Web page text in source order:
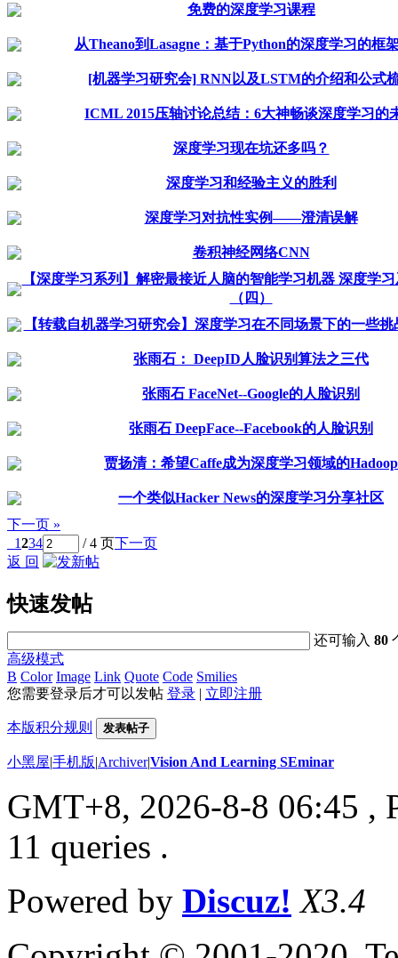
免费的深度学习课程
从Theano到Lasagne：基于Python的深度学习的框
[机器学习研究会] RNN以及LSTM的介绍和公式
ICML 2015压轴讨论总结：6大神畅谈深度学习的
深度学习现在坑还多吗？
深度学习和经验主义的胜利
深度学习对抗性实例——澄清误解
卷积神经网络CNN
【深度学习系列】解密最接近人脑的智能学习机器 深度学
（四）
【转载自机器学习研究会】深度学习在不同场景下的一些
张雨石： DeepID人脸识别算法之三代
张雨石 FaceNet--Google的人脸识别
张雨石 DeepFace--Facebook的人脸识别
贾扬清：希望Caffe成为深度学习领域的Hadoop
一个类似Hacker News的深度学习分享社区
下一页 »
1234 / 4 页下一页
返 回
快速发帖
还可输入80
高级模式
B Color Image Link Quote Code Smilies
您需要登录后才可以发帖 登录 | 立即注册
本版积分规则 发表帖子
小黑屋|手机版|Archiver|Vision And Learning SEminar
GMT+8, 2026-8-8 06:45 ,
11 queries .
Powered by Discuz! X3.4